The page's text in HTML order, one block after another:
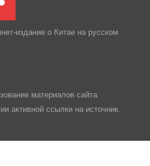
издание о Китае на русском
материалов сайта
активной ссылки на источник.